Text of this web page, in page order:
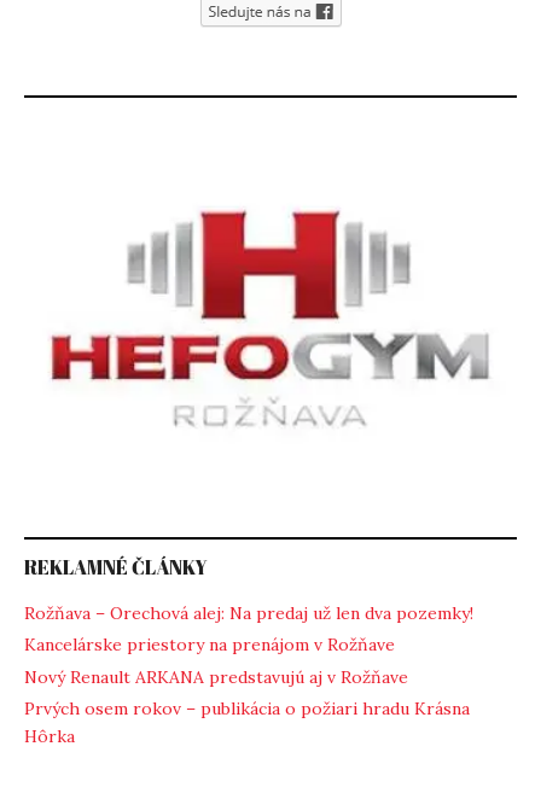
REKLAMNÉ ČLÁNKY
Rožňava – Orechová alej: Na predaj už len dva pozemky!
Kancelárske priestory na prenájom v Rožňave
Nový Renault ARKANA predstavujú aj v Rožňave
Prvých osem rokov – publikácia o požiari hradu Krásna
Hôrka